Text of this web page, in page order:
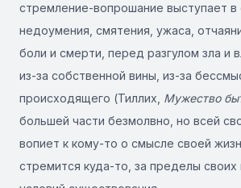
стремление-вопрошание выступает в
недоумения, смятения, ужаса,
боли и смерти, перед разгулом зла и
из-за собственной вины, из-за
происходящего (Тиллих, Мужество
большей части безмолвно, но всей
вопиет к кому-то о смысле своей
стремится куда-то, за пределы своих